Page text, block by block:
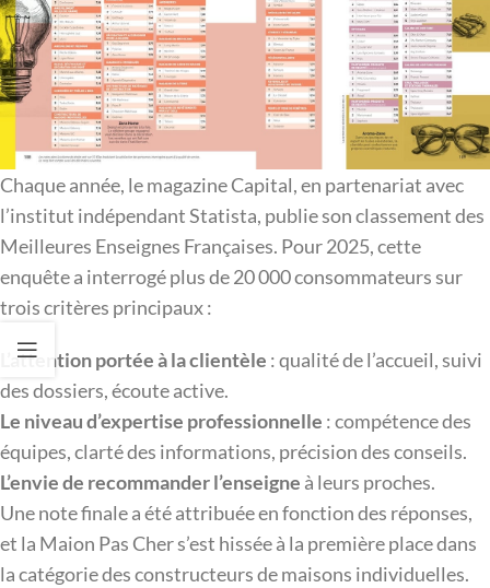
Chaque année, le magazine Capital, en partenariat avec
l’institut indépendant Statista, publie son classement des
Meilleures Enseignes Françaises. Pour 2025, cette
enquête a interrogé plus de 20 000 consommateurs sur
trois critères principaux :
L’attention portée à la clientèle : qualité de l’accueil, suivi
des dossiers, écoute active.
Le niveau d’expertise professionnelle : compétence des
équipes, clarté des informations, précision des conseils.
L’envie de recommander l’enseigne à leurs proches.
Une note finale a été attribuée en fonction des réponses,
et la Maion Pas Cher s’est hissée à la première place dans
la catégorie des constructeurs de maisons individuelles.